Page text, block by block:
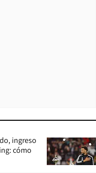
ingreso
cómo